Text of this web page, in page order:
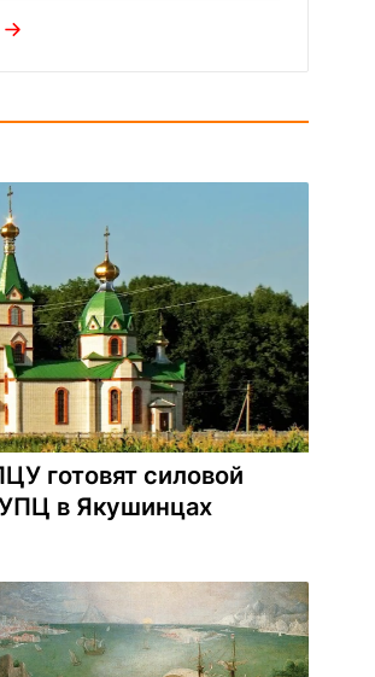
готовят силовой
в Якушинцах